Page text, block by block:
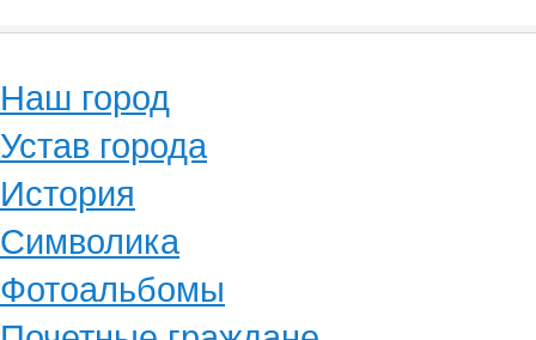
Наш город
Устав города
История
Символика
Фотоальбомы